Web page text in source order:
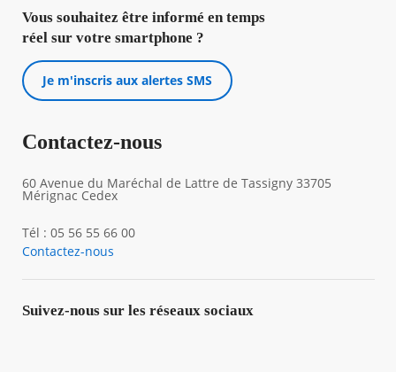
Vous souhaitez être informé en temps
réel sur votre smartphone ?
Je m'inscris aux alertes SMS
Contactez-nous
60 Avenue du Maréchal de Lattre de Tassigny 33705
Mérignac Cedex
Tél : 05 56 55 66 00
Contactez-nous
Suivez-nous sur les réseaux sociaux